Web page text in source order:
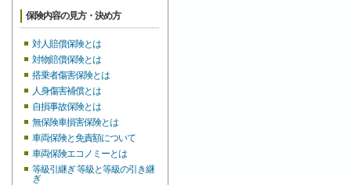
保険内容の見方・決め方
対人賠償保険とは
対物賠償保険とは
搭乗者傷害保険とは
人身傷害補償とは
自損事故保険とは
無保険車損害保険とは
車両保険と免責額について
車両保険エコノミーとは
等級引継ぎ 等級と等級の引き継
ぎ